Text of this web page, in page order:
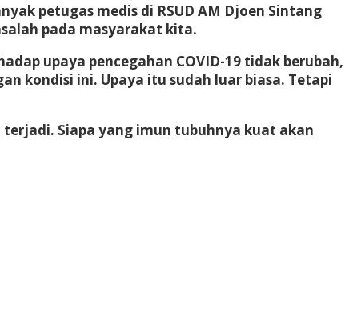
petugas medis di RSUD AM Djoen Sintang
pada masyarakat kita.
upaya pencegahan COVID-19 tidak berubah,
kondisi ini. Upaya itu sudah luar biasa. Tetapi
Siapa yang imun tubuhnya kuat akan